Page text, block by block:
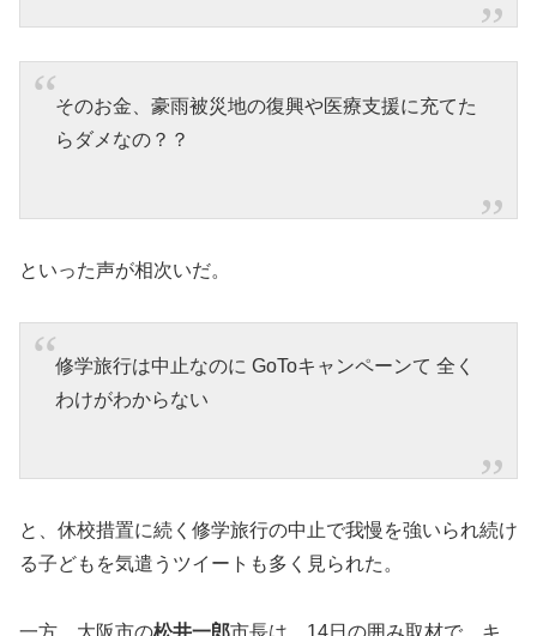
そのお金、豪雨被災地の復興や医療支援に充てた
らダメなの？？
といった声が相次いだ。
修学旅行は中止なのに GoToキャンペーンて 全く
わけがわからない
と、休校措置に続く修学旅行の中止で我慢を強いられ続け
る子どもを気遣うツイートも多く見られた。
一方、大阪市の松井一郎市長は、14日の囲み取材で、キ